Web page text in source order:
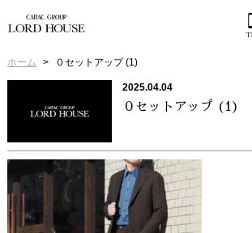
ホーム ０セットアップ (1)
2025.04.04
０セットアップ (1)